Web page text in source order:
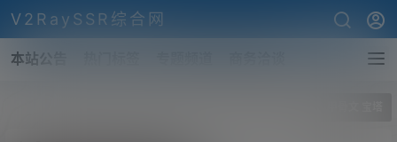
V2RaySSR综合网
本站公告